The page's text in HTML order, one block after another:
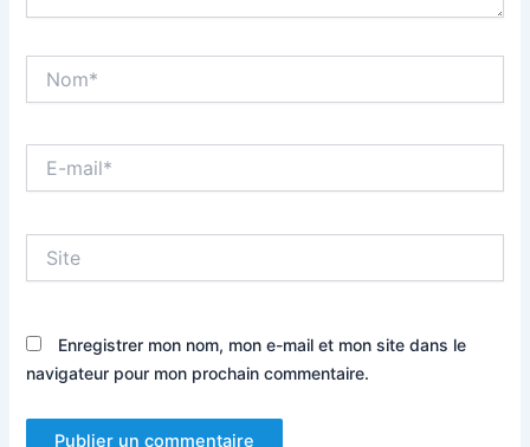
mail*
Enregistrer mon nom, mon e-mail et mon site dans le
navigateur pour mon prochain commentaire.